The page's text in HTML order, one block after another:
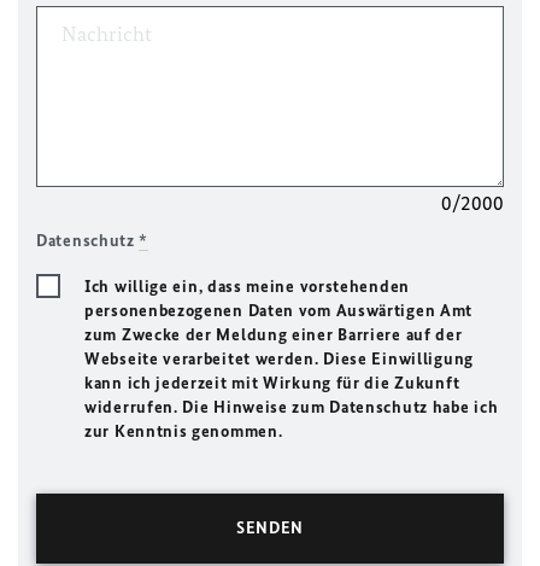
0/2000
Datenschutz*
Ich willige ein, dass meine vorstehenden
personenbezogenen Daten vom Auswärtigen Amt
zum Zwecke der Meldung einer Barriere auf der
Webseite verarbeitet werden. Diese Einwilligung
kann ich jederzeit mit Wirkung für die Zukunft
widerrufen. Die Hinweise zum Datenschutz habe ich
zur Kenntnis genommen.